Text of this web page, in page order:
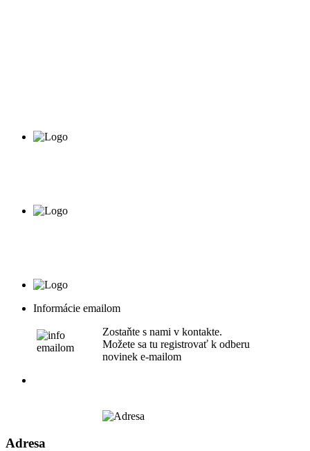
Informácie emailom
Zostaňte s nami v kontakte.
Možete sa tu registrovať k odberu
novinek e-mailom
Adresa